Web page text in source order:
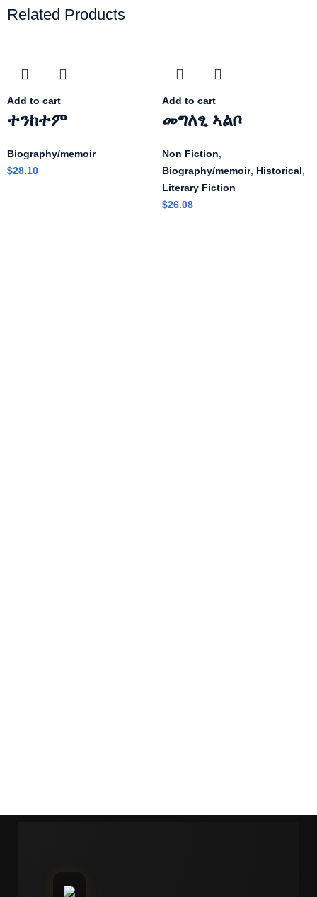
Related Products
Add to cart
ተንከተም
Biography/memoir
$28.10
Add to cart
መግለፂ ኣልቦ
Non Fiction
Biography/memoir, Historical
Literary Fiction
$26.08